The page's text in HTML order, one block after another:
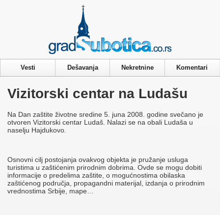
Vesti Dešavanja Nekretnine Komentari
Vizitorski centar na Ludašu
Na Dan zaštite životne sredine 5. juna 2008. godine svečano je
otvoren Vizitorski centar Ludaš. Nalazi se na obali Ludaša u
naselju Hajdukovo.
Osnovni cilj postojanja ovakvog objekta je pružanje usluga
turistima u zaštićenim prirodnim dobrima. Ovde se mogu dobiti
informacije o predelima zaštite, o mogućnostima obilaska
zaštićenog područja, propagandni materijal, izdanja o prirodnim
vrednostima Srbije, mape…
Privacy & Cookies Policy